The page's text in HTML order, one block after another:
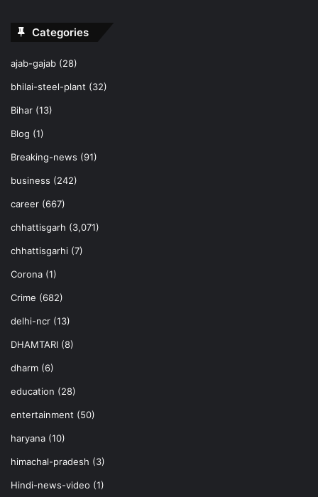
Categories
ajab-gajab (28)
bhilai-steel-plant (32)
Bihar (13)
Blog (1)
Breaking-news (91)
business (242)
career (667)
chhattisgarh (3,071)
chhattisgarhi (7)
Corona (1)
Crime (682)
delhi-ncr (13)
DHAMTARI (8)
dharm (6)
education (28)
entertainment (50)
haryana (10)
himachal-pradesh (3)
Hindi-news-video (1)